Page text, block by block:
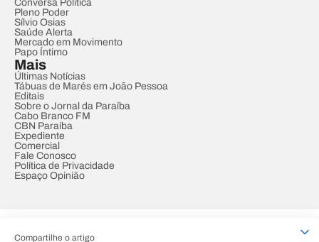
Compartilhe o artigo
Conversa Política
Pleno Poder
Sílvio Osias
Saúde Alerta
Mercado em Movimento
Papo Íntimo
Mais
Últimas Notícias
Tábuas de Marés em João Pessoa
Editais
Sobre o Jornal da Paraíba
Cabo Branco FM
CBN Paraíba
Expediente
Comercial
Fale Conosco
Política de Privacidade
Espaço Opinião